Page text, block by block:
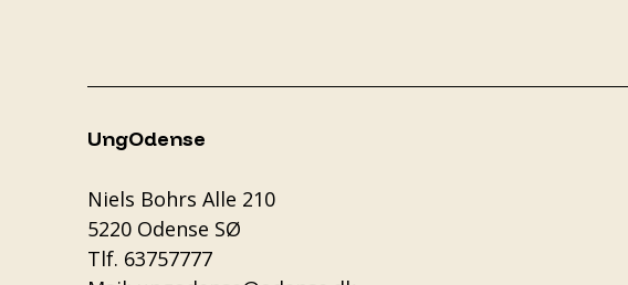
UngOdense
Niels Bohrs Alle 210
5220 Odense SØ
Tlf. 63757777